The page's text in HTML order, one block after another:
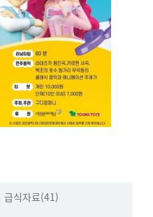
급식자료(41)